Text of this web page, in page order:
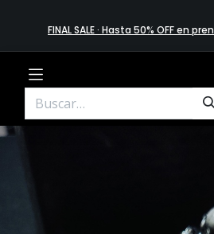
FINAL SALE · Hasta 50% OFF en